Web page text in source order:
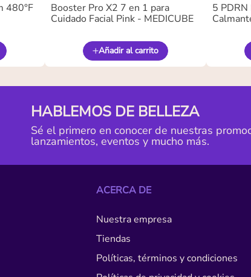
480°F
Booster Pro X2 7 en 1 para
Cuidado Facial Pink - MEDICUBE
Añadir al carrito
5
HABLEMOS DE BELLEZA
Sé el primero en conocer de nuestras
lanzamientos, eventos y mucho más.
ACERCA DE
Nuestra empresa
Tiendas
Políticas, términos y condiciones